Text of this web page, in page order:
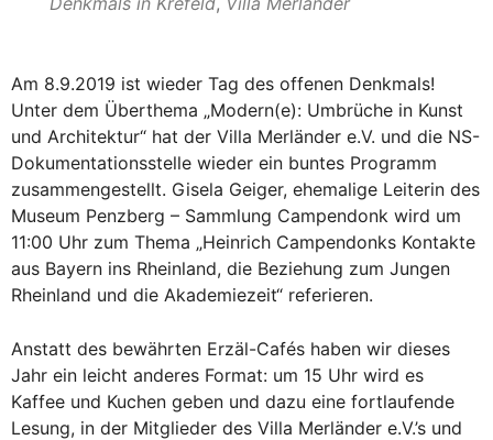
Am 8.9.2019 ist wieder Tag des offenen Denkmals!
Unter dem Überthema „Modern(e): Umbrüche in Kunst
und Architektur“ hat der Villa Merländer e.V. und die NS-
Dokumentationsstelle wieder ein buntes Programm
zusammengestellt. Gisela Geiger, ehemalige Leiterin des
Museum Penzberg – Sammlung Campendonk wird um
11:00 Uhr zum Thema „Heinrich Campendonks Kontakte
aus Bayern ins Rheinland, die Beziehung zum Jungen
Rheinland und die Akademiezeit“ referieren.
Anstatt des bewährten Erzäl-Cafés haben wir dieses
Jahr ein leicht anderes Format: um 15 Uhr wird es
Kaffee und Kuchen geben und dazu eine fortlaufende
Lesung, in der Mitglieder des Villa Merländer e.V.’s und